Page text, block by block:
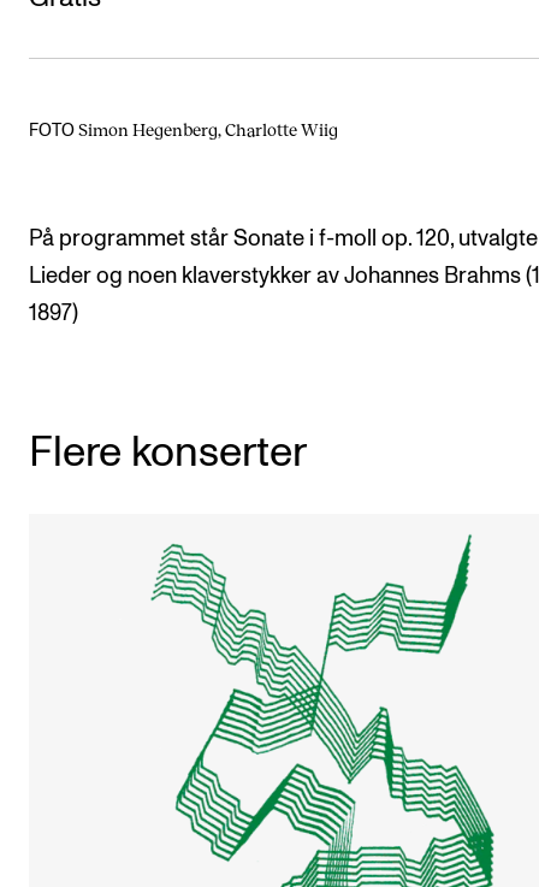
FOTO Simon Hegenberg, Charlotte Wiig
På programmet står Sonate i f-moll op. 120, utvalgte
Lieder og noen klaverstykker av Johannes Brahms
1897)
Flere konserter